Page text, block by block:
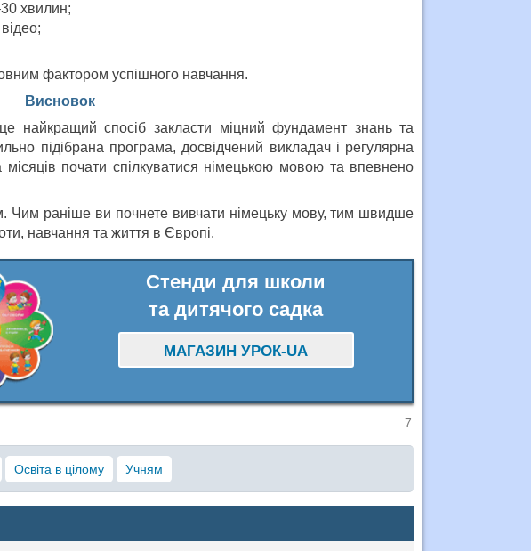
хвилин;
фактором успішного навчання.
Висновок
найкращий спосіб закласти міцний фундамент знань та
підібрана програма, досвідчений викладач і регулярна
почати спілкуватися німецькою мовою та впевнено
Чим раніше ви почнете вивчати німецьку мову, тим швидше
навчання та життя в Європі.
Стенди для школи
та дитячого садка
МАГАЗИН УРОК-UA
7
Освіта в цілому Учням